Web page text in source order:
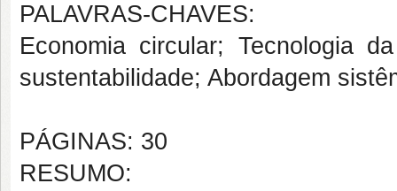
PALAVRAS-CHAVES:
Economia circular; Tecnologia
sustentabilidade; Abordagem
PÁGINAS: 30
RESUMO: